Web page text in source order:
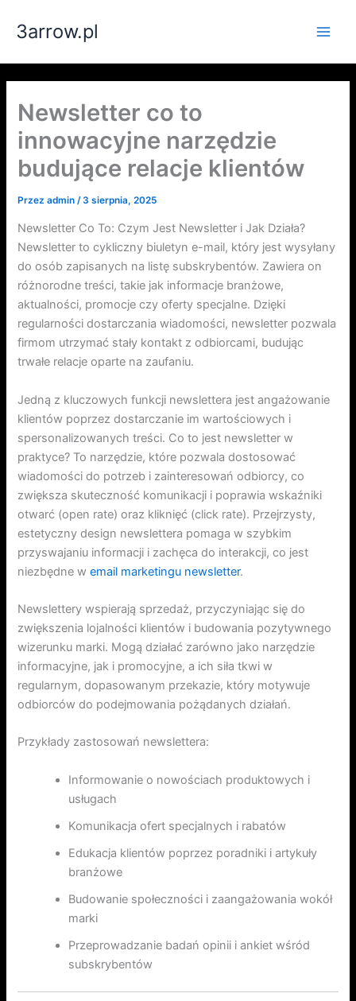
3arrow.pl
Newsletter co to
innowacyjne narzędzie
budujące relacje klientów
Przezadmin /3 sierpnia, 2025
Newsletter Co To: Czym Jest Newsletter i Jak Działa?
Newsletter to cykliczny biuletyn e-mail, który jest wysyłany
do osób zapisanych na listę subskrybentów. Zawiera on
różnorodne treści, takie jak informacje branżowe,
aktualności, promocje czy oferty specjalne. Dzięki
regularności dostarczania wiadomości, newsletter pozwala
firmom utrzymać stały kontakt z odbiorcami, budując
trwałe relacje oparte na zaufaniu.
Jedną z kluczowych funkcji newslettera jest angażowanie
klientów poprzez dostarczanie im wartościowych i
spersonalizowanych treści. Co to jest newsletter w
praktyce? To narzędzie, które pozwala dostosować
wiadomości do potrzeb i zainteresowań odbiorcy, co
zwiększa skuteczność komunikacji i poprawia wskaźniki
otwarć (open rate) oraz kliknięć (click rate). Przejrzysty,
estetyczny design newslettera pomaga w szybkim
przyswajaniu informacji i zachęca do interakcji, co jest
niezbędne wemail marketingu newsletter.
Newslettery wspierają sprzedaż, przyczyniając się do
zwiększenia lojalności klientów i budowania pozytywnego
wizerunku marki. Mogą działać zarówno jako narzędzie
informacyjne, jak i promocyjne, a ich siła tkwi w
regularnym, dopasowanym przekazie, który motywuje
odbiorców do podejmowania pożądanych działań.
Przykłady zastosowań newslettera:
Informowanie o nowościach produktowych i
usługach
Komunikacja ofert specjalnych i rabatów
Edukacja klientów poprzez poradniki i artykuły
branżowe
Budowanie społeczności i zaangażowania wokół
marki
Przeprowadzanie badań opinii i ankiet wśród
subskrybentów